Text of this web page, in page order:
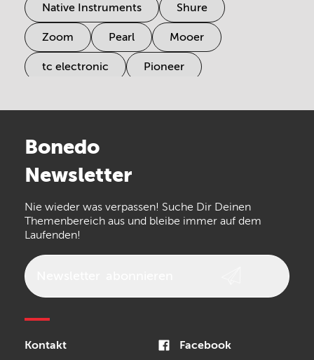
Native Instruments Shure
Zoom Pearl Mooer
tc electronic Pioneer
Arturia
the t.bone
Walrus Audio Epiphone
Bonedo
Newsletter
Nie wieder was verpassen! Suche Dir Deinen
Themenbereich aus und bleibe immer auf dem
Laufenden!
Kontakt Facebook